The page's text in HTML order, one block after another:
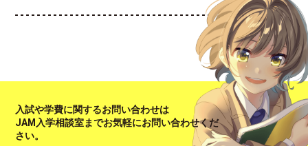
入試や学費に関するお問い合わせは
JAM入学相談室までお気軽にお問い合わせくだ
さい。